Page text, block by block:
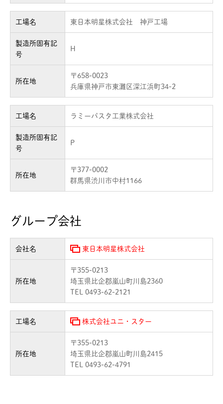
工場名 東日本明星株式会社 神戸工場
製造所固有記
号
H
所在地
〒658-0023
兵庫県神戸市東灘区深江浜町34-2
工場名 ラミーパスタ工業株式会社
製造所固有記
号
P
所在地
〒377-0002
群馬県渋川市中村1166
グループ会社
会社名 東日本明星株式会社
所在地
〒355-0213
埼玉県比企郡嵐山町川島2360
TEL 0493-62-2121
工場名 株式会社ユニ・スター
所在地
〒355-0213
埼玉県比企郡嵐山町川島2415
TEL 0493-62-4791